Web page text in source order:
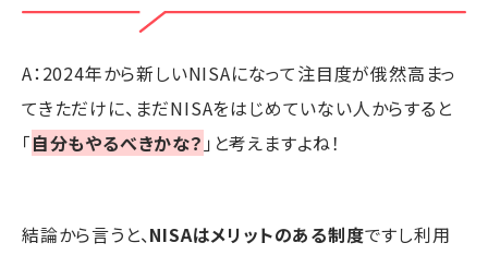
A：2024年から新しいNISAになって注目度が俄然高まっ
てきただけに、まだNISAをはじめていない人からすると
「自分もやるべきかな？ 」と考えますよね！
結論から言うと、NISAはメリットのある制度ですし利用